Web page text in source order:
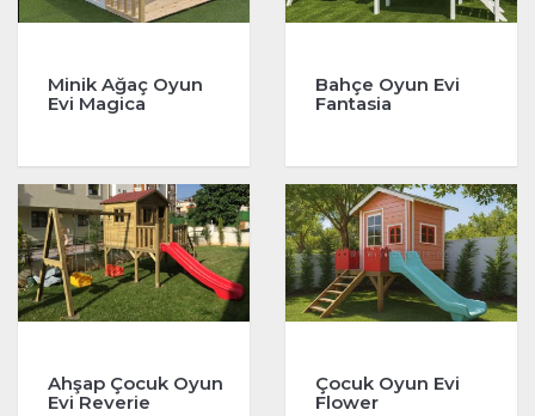
Minik Ağaç Oyun
Evi Magica
Bahçe Oyun Evi
Fantasia
Ahşap Çocuk Oyun
Evi Reverie
Çocuk Oyun Evi
Flower